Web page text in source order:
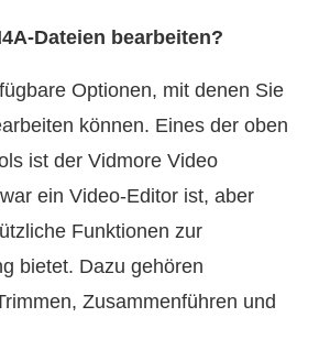
bearbeiten?
Optionen, mit denen Sie
können. Eines der oben
ist der Vidmore Video
ein Video-Editor ist, aber
Funktionen zur
bietet. Dazu gehören
Zusammenführen und